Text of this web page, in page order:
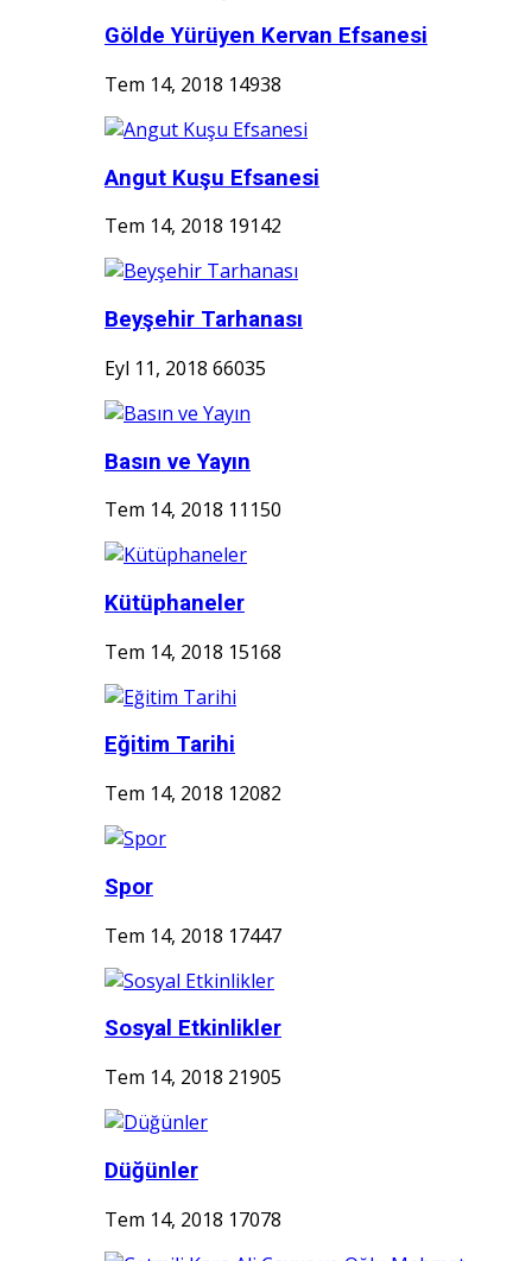
Gölde Yürüyen Kervan Efsanesi
Tem 14, 2018 14938
Angut Kuşu Efsanesi
Tem 14, 2018 19142
Beyşehir Tarhanası
Eyl 11, 2018 66035
Basın ve Yayın
Tem 14, 2018 11150
Kütüphaneler
Tem 14, 2018 15168
Eğitim Tarihi
Tem 14, 2018 12082
Spor
Tem 14, 2018 17447
Sosyal Etkinlikler
Tem 14, 2018 21905
Düğünler
Tem 14, 2018 17078